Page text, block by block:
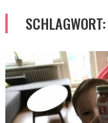
SCHLAGWORT: